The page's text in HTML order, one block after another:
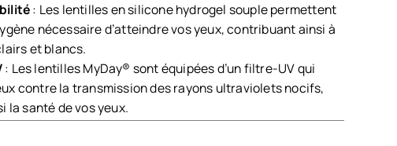
: Les lentilles en silicone hydrogel souple permettent
nécessaire d’atteindre vos yeux, contribuant ainsi à
et blancs.
: Les lentilles MyDay® sont équipées d’un filtre-UV qui
contre la transmission des rayons ultraviolets nocifs,
la santé de vos yeux.